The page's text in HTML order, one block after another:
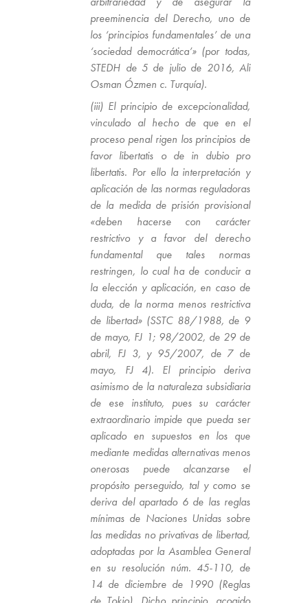
preeminencia del Derecho, uno de
los ‘principios fundamentales’ de una
‘sociedad democrática’» (por todas,
STEDH de 5 de julio de 2016, Ali
Osman Ózmen c. Turquía).
(iii) El principio de excepcionalidad,
vinculado al hecho de que en el
proceso penal rigen los principios de
favor libertatis o de in dubio pro
libertatis. Por ello la interpretación y
aplicación de las normas reguladoras
de la medida de prisión provisional
«deben hacerse con carácter
restrictivo y a favor del derecho
fundamental que tales normas
restringen, lo cual ha de conducir a
la elección y aplicación, en caso de
duda, de la norma menos restrictiva
de libertad» (SSTC 88/1988, de 9
de mayo, FJ 1; 98/2002, de 29 de
abril, FJ 3, y 95/2007, de 7 de
mayo, FJ 4). El principio deriva
asimismo de la naturaleza subsidiaria
de ese instituto, pues su carácter
extraordinario impide que pueda ser
aplicado en supuestos en los que
mediante medidas alternativas menos
onerosas puede alcanzarse el
propósito perseguido, tal y como se
deriva del apartado 6 de las reglas
mínimas de Naciones Unidas sobre
las medidas no privativas de libertad,
adoptadas por la Asamblea General
en su resolución núm. 45-110, de
14 de diciembre de 1990 (Reglas